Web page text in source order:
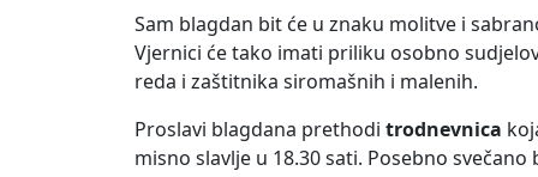
Sam blagdan bit će u znaku molitve i
Vjernici će tako imati priliku osobno
reda i zaštitnika siromašnih i malenih.
Proslavi blagdana prethodi trodnevnica
misno slavlje u 18.30 sati. Posebno